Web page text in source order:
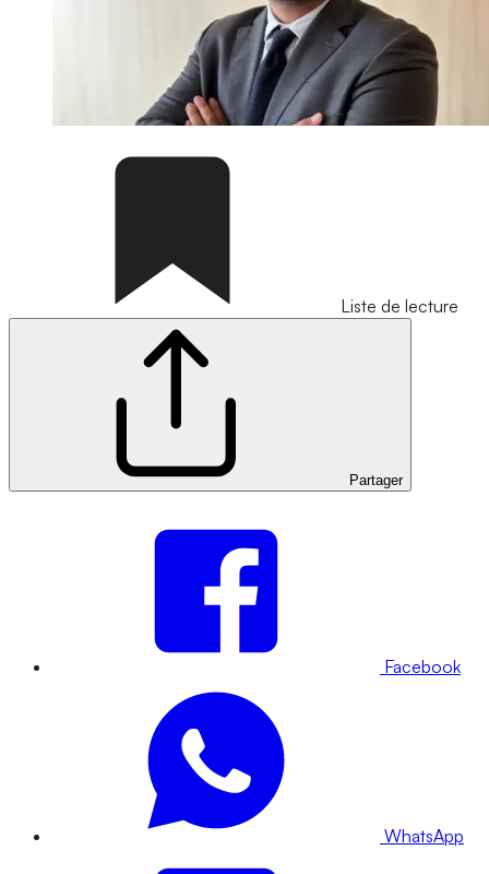
Liste de lecture
Partager
Facebook
WhatsApp